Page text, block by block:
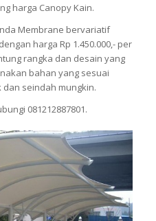
harga Canopy Kain.
Membrane bervariatif
harga Rp 1.450.000,- per
rangka dan desain yang
bahan yang sesuai
seindah mungkin.
081212887801.